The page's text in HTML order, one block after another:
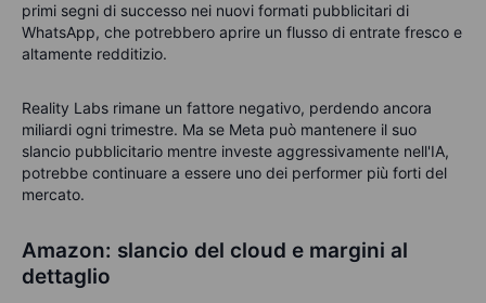
primi segni di successo nei nuovi formati pubblicitari di
WhatsApp, che potrebbero aprire un flusso di entrate fresco e
altamente redditizio.
Reality Labs rimane un fattore negativo, perdendo ancora
miliardi ogni trimestre. Ma se Meta può mantenere il suo
slancio pubblicitario mentre investe aggressivamente nell'IA,
potrebbe continuare a essere uno dei performer più forti del
mercato.
Amazon: slancio del cloud e margini al
dettaglio